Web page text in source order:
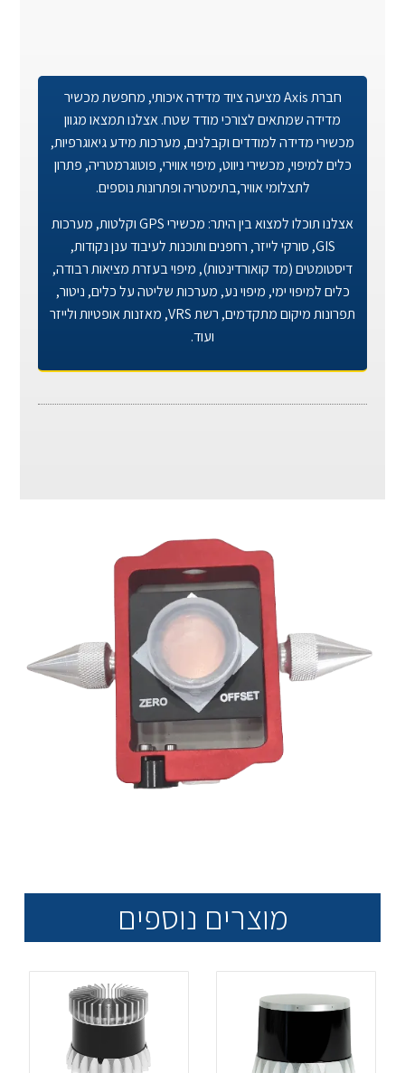
חברת Axis מציעה ציוד מדידה איכותי, מחפשת מכשיר
מדידה שמתאים לצורכי מודד שטח. אצלנו תמצאו מגוון
מכשירי מדידה למודדים וקבלנים, מערכות מידע גיאוגרפיות,
כלים למיפוי, מכשירי ניווט, מיפוי אווירי, פוטוגרמטריה, פתרון
לתצלומי אוויר,בתימטריה ופתרונות נוספים.
אצלנו תוכלו למצוא בין היתר: מכשירי GPS וקלטות, מערכות
GIS, סורקי לייזר, רחפנים ותוכנות לעיבוד ענן נקודות,
דיסטומטים (מד קואורדינטות), מיפוי בעזרת מציאות רבודה,
כלים למיפוי ימי, מיפוי נע, מערכות שליטה על כלים, ניטור,
תפרונות מיקום מתקדמים, רשת VRS, מאזנות אופטיות ולייזר
ועוד.
מוצרים נוספים